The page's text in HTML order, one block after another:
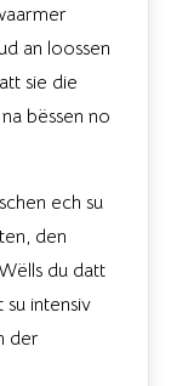
an loossen
sie die
bëssen no
ech su
den
du datt
intensiv
der